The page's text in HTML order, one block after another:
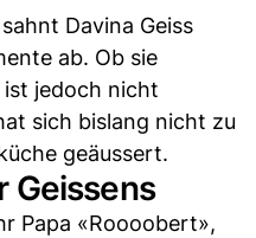
Davina Geiss
ab. Ob sie
jedoch nicht
sich bislang nicht zu
geäussert.
Geissens
Papa «Roooobert»,